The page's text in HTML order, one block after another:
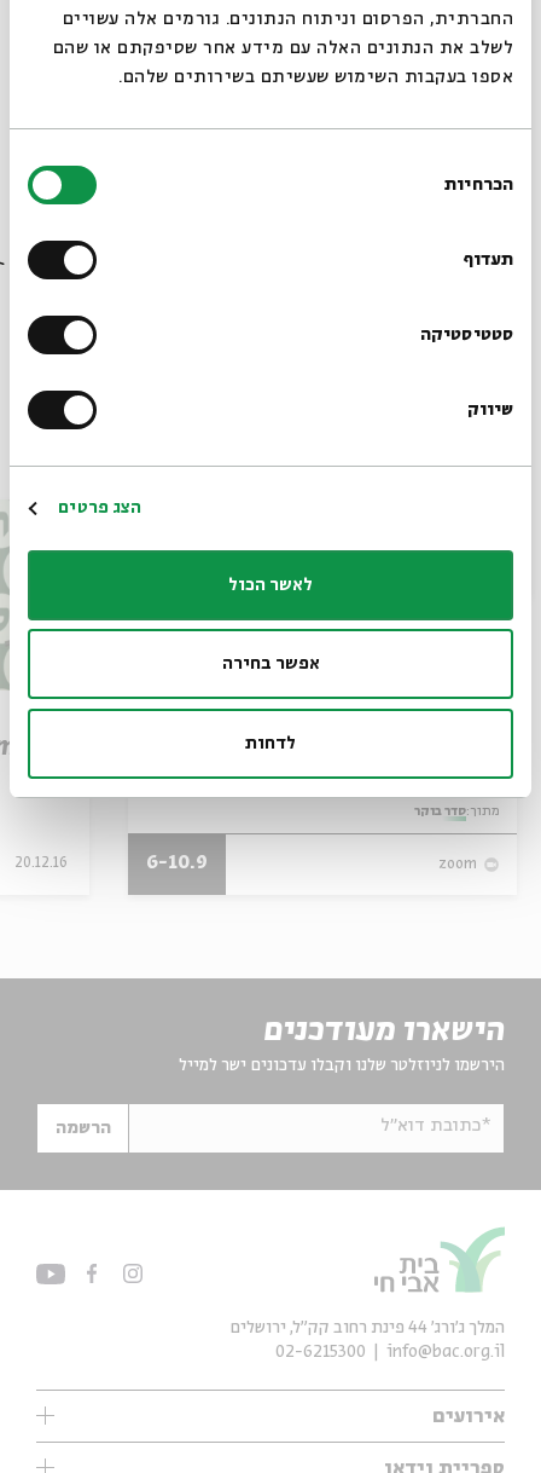
החברתית, הפרסום וניתוח הנתונים. גורמים אלה עשויים
לשלב את הנתונים האלה עם מידע אחר שסיפקתם או שהם
אספו בעקבות השימוש שעשיתם בשירותים שלהם.
הסכמה
הכרחיות
תעדוף
סטטיסטיקה
שיווק
הצג פרטים
לאשר הכול
אפשר בחירה
לדחות
תגיות: מוסיקה חגיגה ישראלי
מותו של איש האלוהים: קריאה
עם:פרופ' אביגדור שנאן
מתוך:סדר בוקר
zoom
6-10.9
20.12.16
הישארו מעודכנים
הירשמו לניוזלטר שלנו וקבלו עדכונים ישר למייל
*כתובת דוא"ל הרשמה
אירועים
המלך ג'ורג' 44 פינת רחוב קק״ל, ירושלים
info@bac.org.il
02-6215300